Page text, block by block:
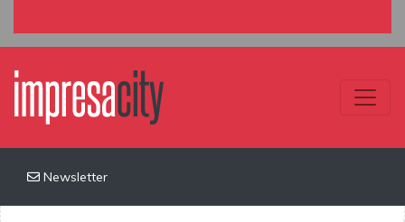
Newsletter